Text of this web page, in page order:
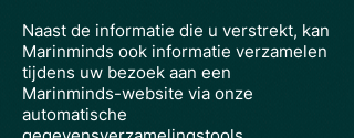
Naast de informatie die u verstrekt, kan
Marinminds ook informatie verzamelen
tijdens uw bezoek aan een
Marinminds-website via onze
automatische